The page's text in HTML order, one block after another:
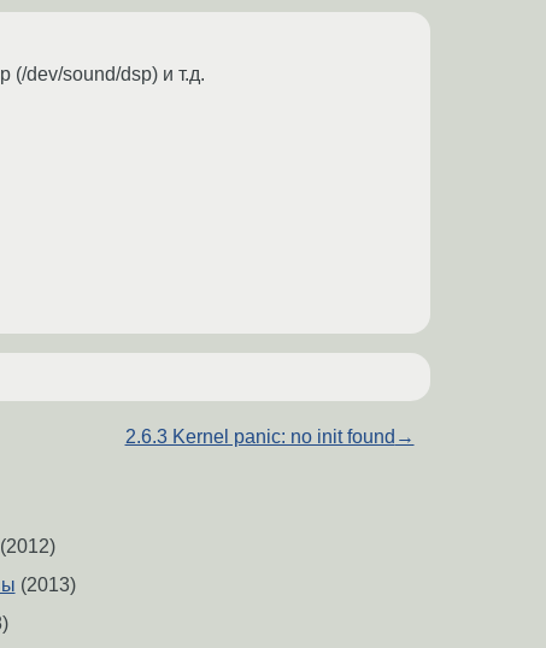
(/dev/sound/dsp) и т.д.
2.6.3 Kernel panic: no init found →
(2012)
(2013)